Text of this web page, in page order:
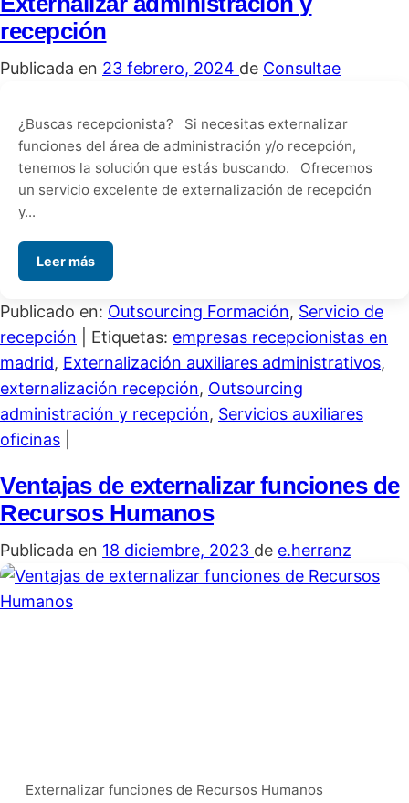
recepción
Publicada en 23 febrero, 2024 de Consultae
¿Buscas recepcionista? Si necesitas externalizar
funciones del área de administración y/o recepción,
tenemos la solución que estás buscando. Ofrecemos
un servicio excelente de externalización de recepción
y...
Leer más
Publicado en: Outsourcing Formación, Servicio de
recepción
Etiquetas: empresas recepcionistas en
madrid, Externalización auxiliares administrativos,
externalización recepción, Outsourcing
administración y recepción, Servicios auxiliares
oficinas
Ventajas de externalizar funciones de
Recursos Humanos
Publicada en 18 diciembre, 2023 de e.herranz
Externalizar funciones de Recursos Humanos